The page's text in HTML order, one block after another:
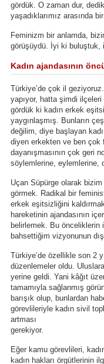
gördük. O zaman dur,
yaşadıklarımız arasında
Feminizm bir anlamda,
görüşüydü. İyi ki buluştuk,
Kadın ajandasının
Türkiye’de çok il
yapıyor, hatta şimdi
gördük ki kadın erkek
yaygınlaşmış. Bunların
değilim, diye başlayan
diyen erkekten ve ben çok
dayanışmasının çok geri
söylemlerine, eylemlerine,
Uçan Süpürge olarak bizim
görmek. Radikal bir
erkek eşitsizliğini
hareketinin ajandasının
belirlemek. Bu önceliklerin
bahsettiğim vizyonunun
Türkiye’de özellikle son 2
düzenlemeler oldu.
yerine geldi. Yani kâğıt
tamamıyla sağlanmış
barışık olup, bunlardan
görevlileriyle kadın sivil
artması
Eğer kamu görevlileri,
kadın hakları örgütlerinin